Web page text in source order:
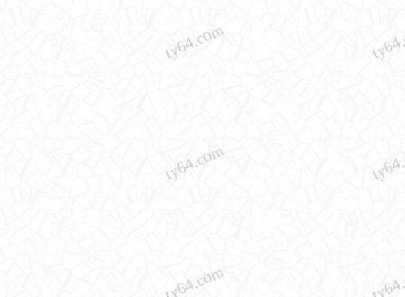
ty64.com
ty64.com
ty64.com